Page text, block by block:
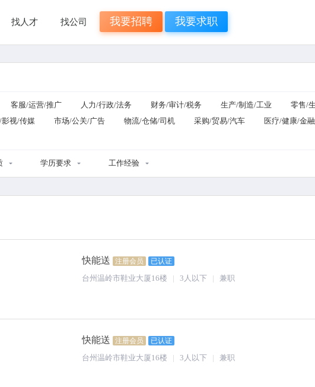
找人才 找公司 我要招聘 我要求职
客服/运营/推广 人力/行政/法务 财务/审计/税务 生产/制造/工业 零售/
影视/传媒 市场/公关/广告 物流/仓储/司机 采购/贸易/汽车 医疗/健康/金融
学历要求 工作经验
快能送 注册会员 已认证
台州温岭市鞋业大厦16楼 3人以下 兼职
快能送 注册会员 已认证
台州温岭市鞋业大厦16楼 3人以下 兼职